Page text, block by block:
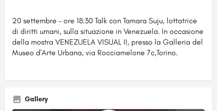
20 settembre – ore 18:30 Talk con Tamara Suju, lottatrice
di diritti umani, sulla situazione in Venezuela. In occasione
della mostra VENEZUELA VISUAL II, presso la Galleria del
Museo d’Arte Urbana, via Rocciamelone 7c,Torino.
Gallery